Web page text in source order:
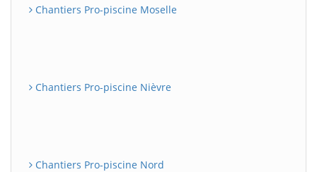
Chantiers Pro-piscine Moselle
Chantiers Pro-piscine Nièvre
Chantiers Pro-piscine Nord